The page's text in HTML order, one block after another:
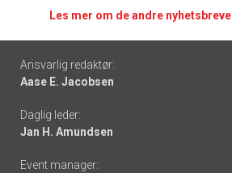
Les mer om de andre
Footer
-
links
Ansvarlig redaktør:
Aase E. Jacobsen
Daglig leder:
Jan H. Amundsen
Event manager: